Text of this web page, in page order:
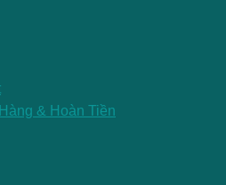
& Hoàn Tiền